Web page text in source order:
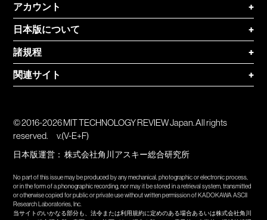
アカウント
+
日本版について
+
諸規程
+
関連サイト
+
© 2016-2026 MIT TECHNOLOGY REVIEW Japan. All rights
reserved.
v.(V-E+F)
日本版運営：株式会社角川アスキー総合研究所
No part of this issue may be produced by any mechanical, photographic or electronic process,
or in the form of a phonographic recording, nor may it be stored in a retrieval system, transmitted
or otherwise copied for public or private use without written permission of KADOKAWA ASCII
Research Laboratories, Inc.
当サイトのいかなる部分も、法令または利用規約に定めのある場合あるいは株式会社角川